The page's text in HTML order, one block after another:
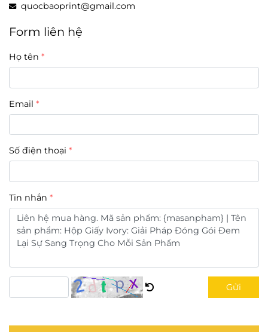
quocbaoprint@gmail.com
Form liên hệ
Họ tên
Email
Số điện thoại
Tin nhắn
Gửi